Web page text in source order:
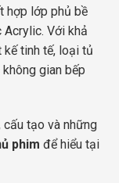
hợp lớp phủ bề
Acrylic. Với khả
tinh tế, loại tủ
gian bếp
cấu tạo và những
phim để hiểu tại